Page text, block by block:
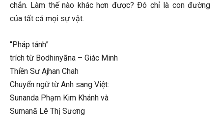
chắn. Làm thế nào khác hơn được? Ðó chỉ là con đường
của tất cả mọi sự vật.
“Pháp tánh”
trích từ Bodhinyāna – Giác Minh
Thiền Sư Ajhan Chah
Chuyển ngữ từ Anh sang Việt:
Sunanda Phạm Kim Khánh và
Sumanā Lê Thị Sương